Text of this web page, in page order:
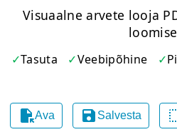
Visuaalne arvete looja
Tasuta Veebipõhine
Ava  Salvesta